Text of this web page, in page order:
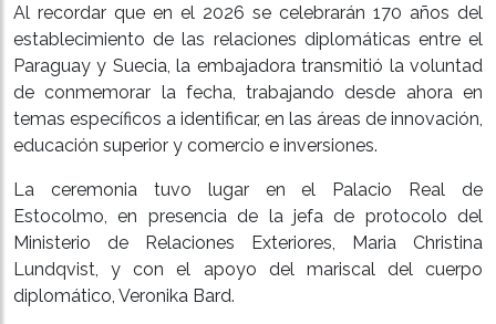
Al recordar que en el 2026 se celebrarán 170 años del
establecimiento de las relaciones diplomáticas entre el
Paraguay y Suecia, la embajadora transmitió la voluntad
de conmemorar la fecha, trabajando desde ahora en
temas específicos a identificar, en las áreas de innovación,
educación superior y comercio e inversiones.
La ceremonia tuvo lugar en el Palacio Real de
Estocolmo, en presencia de la jefa de protocolo del
Ministerio de Relaciones Exteriores, Maria Christina
Lundqvist, y con el apoyo del mariscal del cuerpo
diplomático, Veronika Bard.